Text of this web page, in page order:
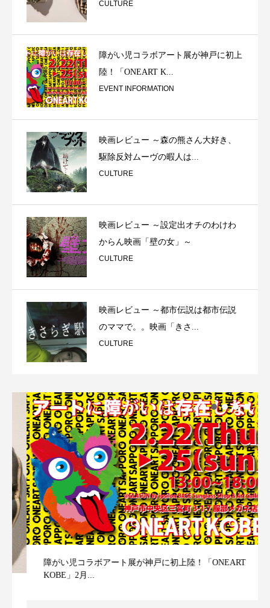
CULTURE
障がい児コラボアート展が神戸に初上
陸！「ONEART K...
EVENT INFORMATION
映画レビュー ～森の熊さん大好き、
駆除反対ムーヴの暇人は...
CULTURE
映画レビュー ～設定出オチのわけわ
からん映画「壁の女」～
CULTURE
映画レビュー ～都市伝説は都市伝説
のママで。。映画「きさ...
CULTURE
障がい児コラボアート展が神戸に初上陸！「ONEART
KOBE」2月...